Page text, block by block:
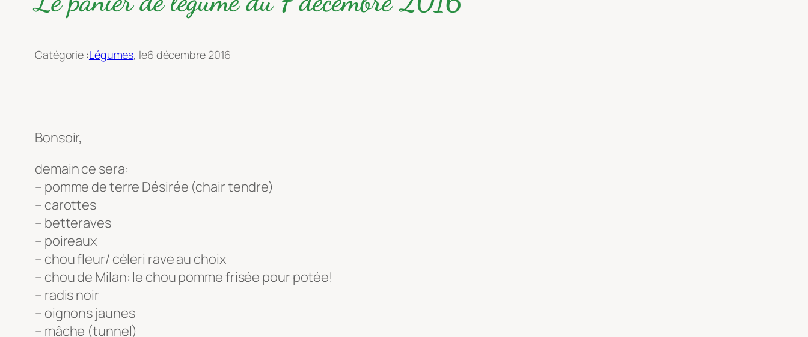
Catégorie :Légumes, le6 décembre 2016
Bonsoir,
demain ce sera:
– pomme de terre Désirée (chair tendre)
– carottes
– betteraves
– poireaux
– chou fleur/ céleri rave au choix
– chou de Milan: le chou pomme frisée pour potée!
– radis noir
– oignons jaunes
– mâche (tunnel)